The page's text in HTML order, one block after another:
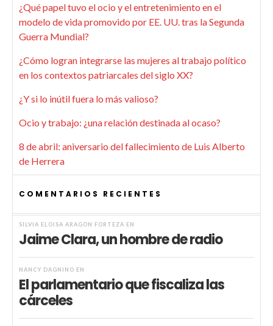
¿Qué papel tuvo el ocio y el entretenimiento en el
modelo de vida promovido por EE. UU. tras la Segunda
Guerra Mundial?
¿Cómo logran integrarse las mujeres al trabajo político
en los contextos patriarcales del siglo XX?
¿Y si lo inútil fuera lo más valioso?
Ocio y trabajo: ¿una relación destinada al ocaso?
8 de abril: aniversario del fallecimiento de Luis Alberto
de Herrera
COMENTARIOS RECIENTES
SILVIA ELOISA ARAGÓN FORTEZA EN
Jaime Clara, un hombre de radio
NANCY DAGNINO EN
El parlamentario que fiscaliza las
cárceles